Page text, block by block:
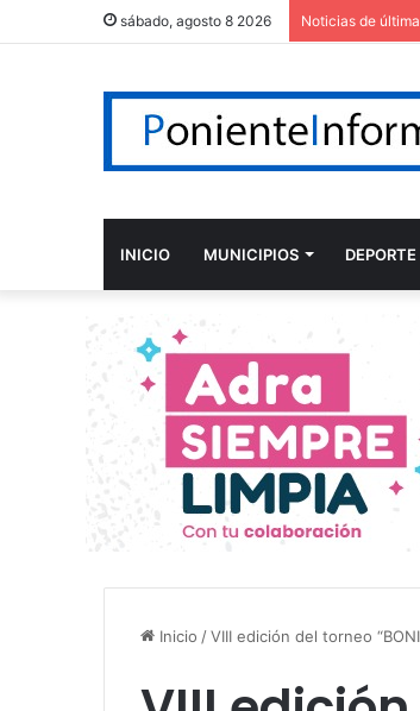
sábado, agosto 8 2026 Noticias de
INICIO MUNICIPIOS DEPORTE
Inicio /VIII edición del torneo